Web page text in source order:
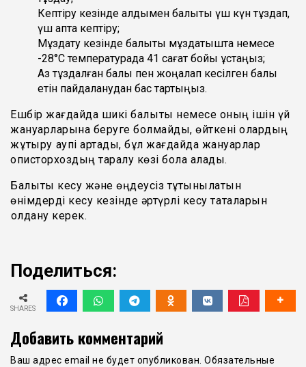
Кептіру кезінде алдымен балықты үш күн тұздап,
үш апта кептіру;
Мұздату кезінде балықты мұздатқышта немесе
-28°С температурада 41 сағат бойы ұстаңыз;
Аз тұздалған балық пен жоңқалап кесілген балық
етін пайдаланудан бас тартыңыз.
Ешбір жағдайда шикі балықты немесе оның ішін үй
жануарларына беруге болмайды, өйткені олардың
жұқтыру қаупі артады, бұл жағдайда жануарлар
описторхоздың таралу көзі бола алады.
Балықты кесу және өңдеусіз тұтынылатын
өнімдерді кесу кезінде әртүрлі кесу тақталарын
қолдану керек.
Поделиться:
SHARES
Добавить комментарий
Ваш адрес email не будет опубликован. Обязательные